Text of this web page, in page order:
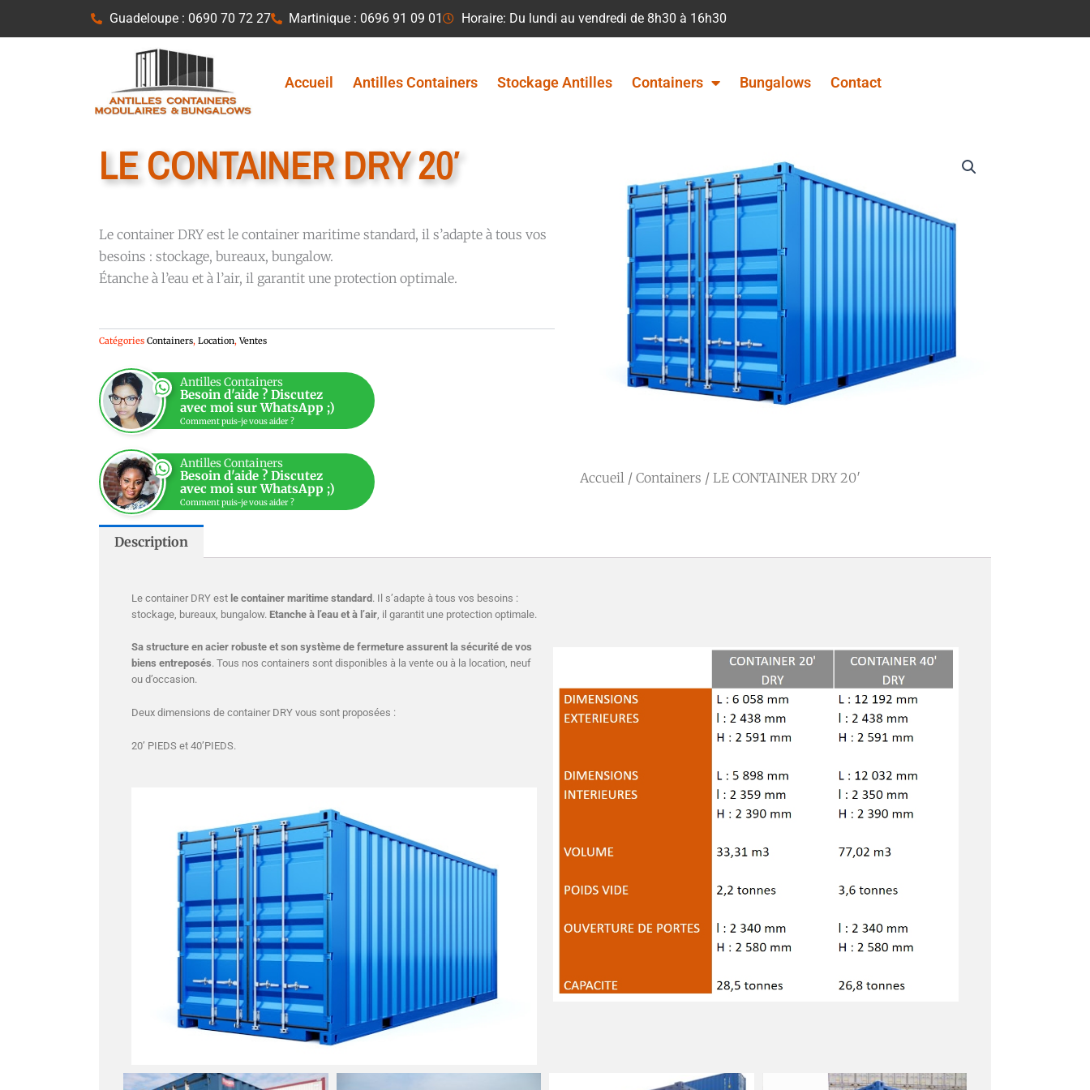
Guadeloupe : 0690 70 72 27 Martinique : 0696 91 09 01 Horaire: Du lundi au vendredi de 8h30 à 16h30
Accueil Antilles Containers Stockage Antilles Containers Bungalows Contact
LE CONTAINER DRY 20′
Le container DRY est le container maritime standard, il s’adapte à tous vos
besoins : stockage, bureaux, bungalow.
Étanche à l’eau et à l’air, il garantit une protection optimale.
Catégories Containers, Location,Ventes
Antilles Containers
Besoin d'aide ? Discutez
avec moi sur WhatsApp ;)
Comment puis-je vous aider ?
Antilles Containers
Besoin d'aide ? Discutez
avec moi sur WhatsApp ;)
Comment puis-je vous aider ?
Accueil /Containers / LE CONTAINER DRY 20′
Description
Le container DRY est le container maritime standard . Il s’adapte à tous vos besoins :
stockage, bureaux, bungalow. Etanche à l’eau et à l’air, il garantit une protection optimale.
Sa structure en acier robuste et son système de fermeture assurent la sécurité de vos
biens entreposés. Tous nos containers sont disponibles à la vente ou à la location, neuf
ou d’occasion.
Deux dimensions de container DRY vous sont proposées :
20’ PIEDS et 40’PIEDS.